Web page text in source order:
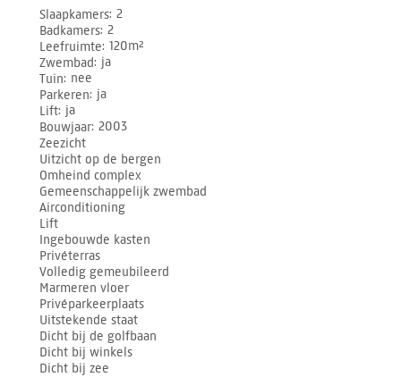
Slaapkamers 2
Badkamers 2
Leefruimte 120m²
Zwembad ja
Tuin nee
Parkeren ja
Lift ja
Bouwjaar 2003
Zeezicht
Uitzicht op de bergen
Omheind complex
Gemeenschappelijk zwembad
Airconditioning
Lift
Ingebouwde kasten
Privéterras
Volledig gemeubileerd
Marmeren vloer
Privéparkeerplaats
Uitstekende staat
Dicht bij de golfbaan
Dicht bij winkels
Dicht bij zee